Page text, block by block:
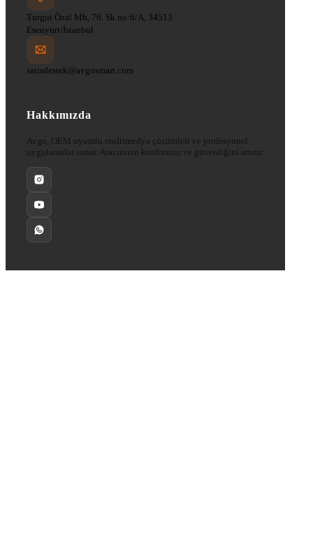
Turgut Özal Mh, 76. Sk no:6/A, 34513
Esenyurt/İstanbul
satisdestek@avgosmart.com
Hakkımızda
Avgo, OEM uyumlu multimedya çözümleri ve profesyonel
uygulamalar sunar. Aracınızın konforunu ve güvenliğini artırır.